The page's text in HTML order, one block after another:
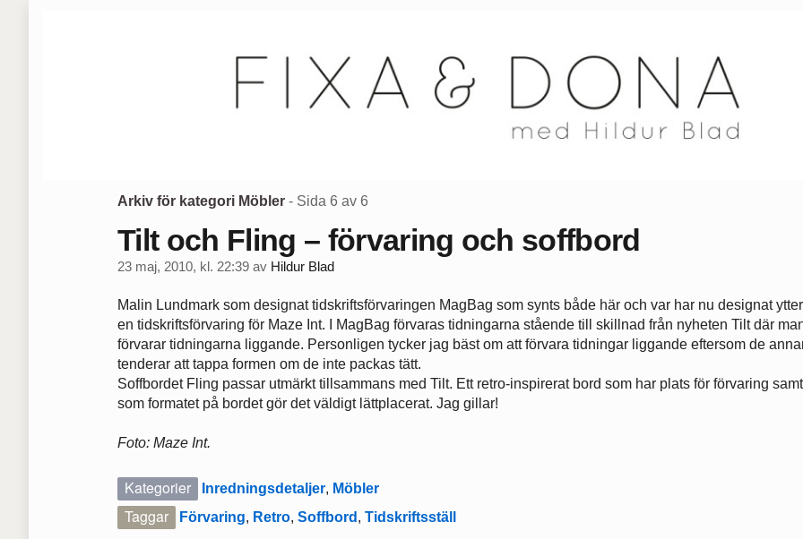
Arkiv för kategori Möbler - Sida 6 av 6
Tilt och Fling – förvaring och soffbord
23 maj, 2010, kl. 22:39 av Hildur Blad
Malin Lundmark som designat tidskriftsförvaringen MagBag som synts både här och var har nu designat
en tidskriftsförvaring för Maze Int. I MagBag förvaras tidningarna stående till skillnad från nyheten Tilt där
förvarar tidningarna liggande. Personligen tycker jag bäst om att förvara tidningar liggande eftersom de
tenderar att tappa formen om de inte packas tätt.
Soffbordet Fling passar utmärkt tillsammans med Tilt. Ett retro-inspirerat bord som har plats för förvaring
som formatet på bordet gör det väldigt lättplacerat. Jag gillar!
Foto: Maze Int.
Kategorier Inredningsdetaljer, Möbler
Taggar Förvaring, Retro,Soffbord ,Tidskriftsställ